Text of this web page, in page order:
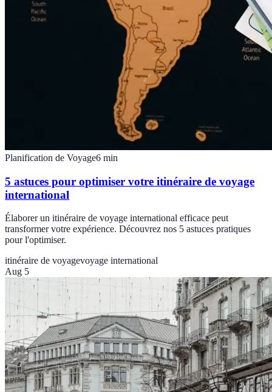
Planification de Voyage6 min
5 astuces pour optimiser votre itinéraire de voyage
international
Élaborer un itinéraire de voyage international efficace peut
transformer votre expérience. Découvrez nos 5 astuces pratiques
pour l'optimiser.
itinéraire de voyagevoyage international
Aug 5